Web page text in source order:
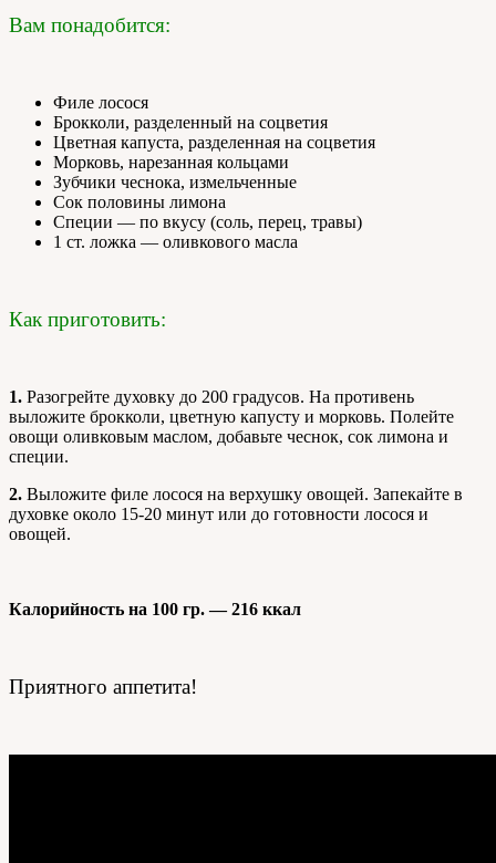
Вам понадобится:
Филе лосося
Брокколи, разделенный на соцветия
Цветная капуста, разделенная на соцветия
Морковь, нарезанная кольцами
Зубчики чеснока, измельченные
Сок половины лимона
Специи — по вкусу (соль, перец, травы)
1 ст. ложка — оливкового масла
Как приготовить:
1. Разогрейте духовку до 200 градусов. На противень
выложите брокколи, цветную капусту и морковь. Полейте
овощи оливковым маслом, добавьте чеснок, сок лимона и
специи.
2. Выложите филе лосося на верхушку овощей. Запекайте в
духовке около 15-20 минут или до готовности лосося и
овощей.
Калорийность на 100 гр. — 216 ккал
Приятного аппетита!